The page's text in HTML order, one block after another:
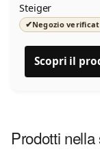
Steiger
✔Negozio
Scopri il
Prodotti